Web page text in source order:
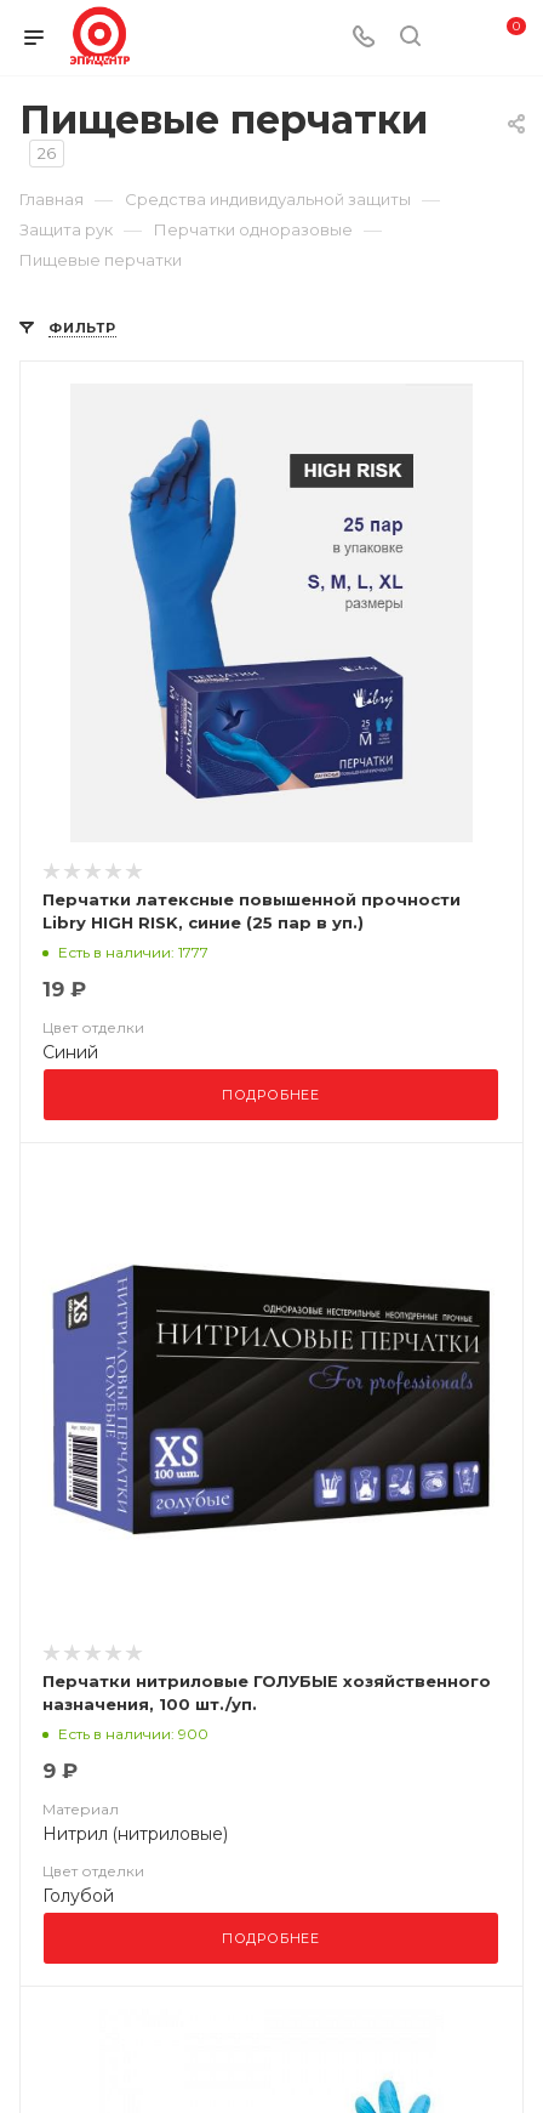
0
Пищевые перчатки
26
Главная — Средства индивидуальной защиты —
Защита рук — Перчатки одноразовые —
Пищевые перчатки
ФИЛЬТР
Перчатки латексные повышенной прочности
Libry HIGH RISK, синие (25 пар в уп.)
Есть в наличии: 1777
19 ₽
Цвет отделки
Синий
ПОДРОБНЕЕ
Перчатки нитриловые ГОЛУБЫЕ хозяйственного
назначения, 100 шт./уп.
Есть в наличии: 900
9 ₽
Материал
Нитрил (нитриловые)
Цвет отделки
Голубой
ПОДРОБНЕЕ